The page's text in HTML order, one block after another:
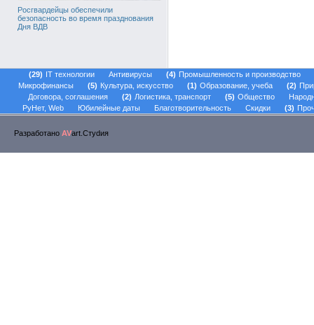
Росгвардейцы обеспечили
безопасность во время празднования
Дня ВДВ
29 IT технологии Антивирусы 4
Промышленность и производство
Микрофинансы
5 Культура, искусство 1 Образование, учеба 2
Договора, соглашения
2 Логистика, транспорт 5 Общество
РуНет, Web
Юбилейные даты Благотворительность Скидки 3
Разработано AVart.Стуdия